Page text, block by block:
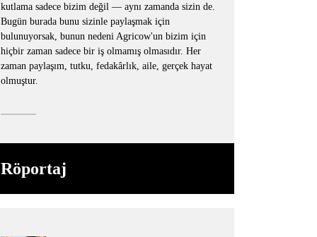
kutlama sadece bizim değil — aynı zamanda sizin de.
Bugün burada bunu sizinle paylaşmak için
bulunuyorsak, bunun nedeni Agricow'un bizim için
hiçbir zaman sadece bir iş olmamış olmasıdır. Her
zaman paylaşım, tutku, fedakârlık, aile, gerçek hayat
olmuştur.
Röportaj